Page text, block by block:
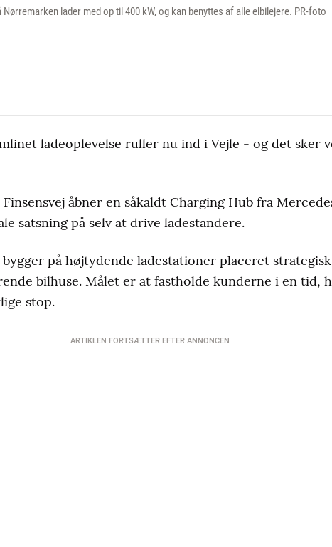
lader med op til 400 kW, og kan benyttes af alle elbilejere. PR-foto
ladeoplevelse ruller nu ind i Vejle - og det sker
Finsensvej åbner en såkaldt Charging Hub fra
satsning på selv at drive ladestandere.
på højtydende ladestationer placeret
bilhuse. Målet er at fastholde kunderne i en tid,
stop.
ARTIKLEN FORTSÆTTER EFTER ANNONCEN